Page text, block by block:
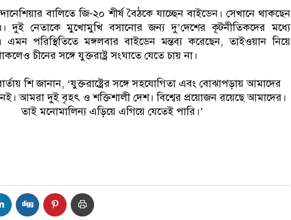
বালিতে জি-২০ শীর্ষ বৈঠকে যাচ্ছেন বাইডেন। সেখানে থাকছেন
দুই নেতাকে মুখোমুখি বসানোর জন্য দু’দেশের কূটনীতিকদের মধ্যে
পরিস্থিতিতে মঙ্গলবার বাইডেন মন্তব্য করেছেন, তাইওয়ান নিয়ে
চীনের সঙ্গে যুক্তরাষ্ট্র সংঘাতে যেতে চায় না।
শি জানান, ‘যুক্তরাষ্ট্রের সঙ্গে সহযোগিতা এবং বোঝাপড়ায় আমাদের
আমরা দুই বৃহৎ ও শক্তিশালী দেশ। বিশ্বের প্রয়োজন রয়েছে আমাদের।
তাই মনোমালিন্য এড়িয়ে এগিয়ে যেতেই পারি।’